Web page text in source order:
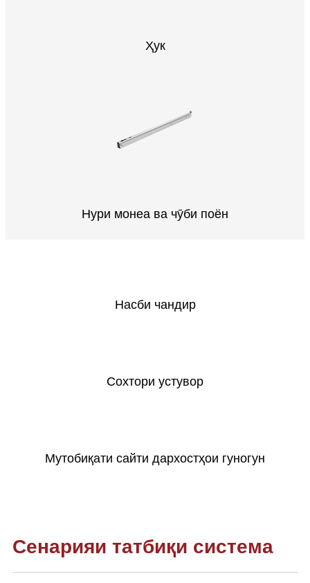
Ҳук
Нури монеа ва чӯби поён
Насби чандир
Сохтори устувор
Мутобиқати сайти дархостҳои гуногун
Сенарияи татбиқи система